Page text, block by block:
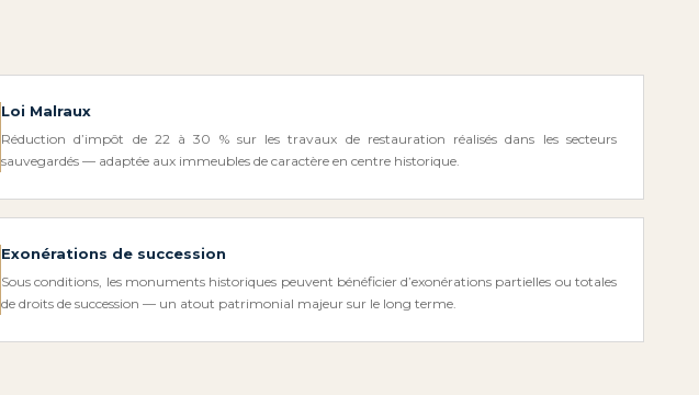
Loi Malraux
Réduction d’impôt de 22 à 30 % sur les travaux de restauration réalisés dans les secteurs
sauvegardés — adaptée aux immeubles de caractère en centre historique.
Exonérations de succession
Sous conditions, les monuments historiques peuvent bénéficier d’exonérations partielles ou totales
de droits de succession — un atout patrimonial majeur sur le long terme.